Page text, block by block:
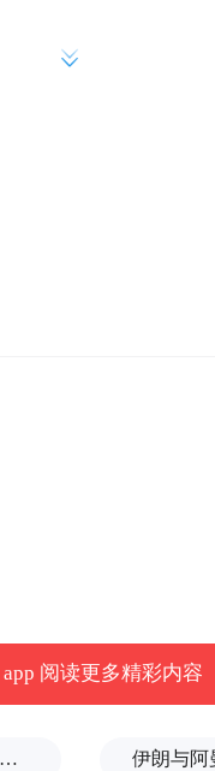
时间及类型
阅读更多精彩内容
委书记后，罗文首次调研